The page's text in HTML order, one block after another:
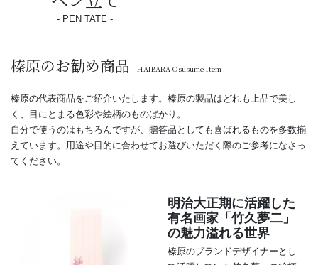
PEN TATE
榛原のお勧め商品 HAIBARA Osusume Item
榛原の代表商品をご紹介いたします。榛原の製品はどれも上品で美し
く、目にとまる色彩や絵柄のものばかり。
自分で使うのはもちろんですが、贈答品としても喜ばれるものを多数揃
えています。用途や目的に合わせてお選びいただく際のご参考になさっ
てください。
明治大正期に活躍した
有名画家「竹久夢二」
の魅力溢れる世界
榛原のブランドデザイナーとし